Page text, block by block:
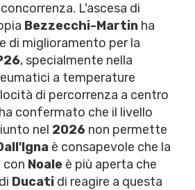
L'ascesa di
Bezzecchi-Martin ha
di miglioramento per la
, specialmente nella
a temperature
di percorrenza a centro
ha confermato che il livello
nel 2026 non permette
è consapevole che la
con Noale è più aperta che
Ducati di reagire a questa